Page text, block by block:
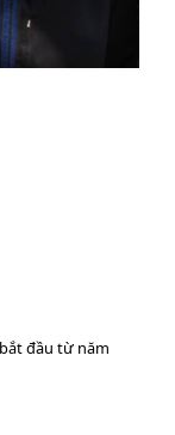
đầu từ năm